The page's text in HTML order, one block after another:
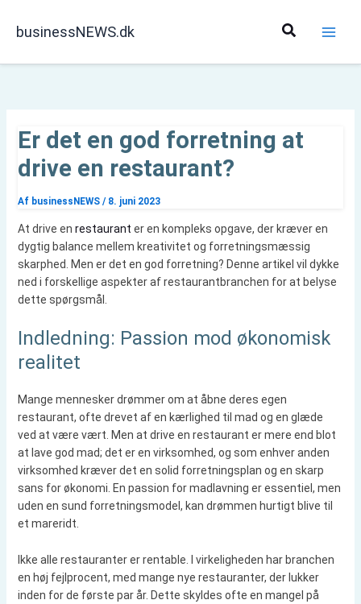
businessNEWS.dk Søg
Er det en god forretning at
drive en restaurant?
Af businessNEWS / 8. juni 2023
At drive en restaurant er en kompleks opgave, der kræver en
dygtig balance mellem kreativitet og forretningsmæssig
skarphed. Men er det en god forretning? Denne artikel vil dykke
ned i forskellige aspekter af restaurantbranchen for at belyse
dette spørgsmål.
Indledning: Passion mod økonomisk
realitet
Mange mennesker drømmer om at åbne deres egen
restaurant, ofte drevet af en kærlighed til mad og en glæde
ved at være vært. Men at drive en restaurant er mere end blot
at lave god mad; det er en virksomhed, og som enhver anden
virksomhed kræver det en solid forretningsplan og en skarp
sans for økonomi. En passion for madlavning er essentiel, men
uden en sund forretningsmodel, kan drømmen hurtigt blive til
et mareridt.
Ikke alle restauranter er rentable. I virkeligheden har branchen
en høj fejlprocent, med mange nye restauranter, der lukker
inden for de første par år. Dette skyldes ofte en mangel på